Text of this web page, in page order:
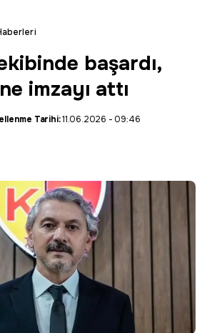
başardı,
imzayı attı
Tarihi:11.06.2026 - 09:46